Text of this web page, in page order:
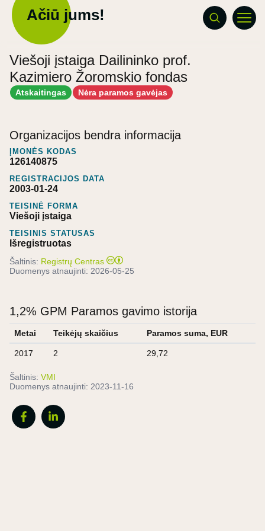
Ačiū jums!
Viešoji įstaiga Dailininko prof.
Kazimiero Žoromskio fondas
Atskaitingas Nėra paramos gavėjas
Organizacijos bendra informacija
ĮMONĖS KODAS
126140875
REGISTRACIJOS DATA
2003-01-24
TEISINĖ FORMA
Viešoji įstaiga
TEISINIS STATUSAS
Išregistruotas
Šaltinis: Registrų Centras
Duomenys atnaujinti: 2026-05-25
1,2% GPM Paramos gavimo istorija
Metai Teikėjų skaičius Paramos suma, EUR
2017 2 29,72
Šaltinis: VMI
Duomenys atnaujinti: 2023-11-16